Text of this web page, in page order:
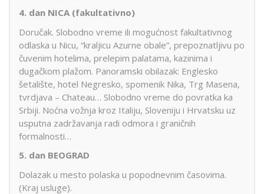
4. dan NICA (fakultativno)
Doručak. Slobodno vreme ili mogućnost fakultativnog
odlaska u Nicu, “kraljicu Azurne obale”, prepoznatljivu po
čuvenim hotelima, prelepim palatama, kazinima i
dugačkom plažom. Panoramski obilazak: Englesko
šetalište, hotel Negresko, spomenik Nika, Trg Masena,
tvrdjava – Chateau… Slobodno vreme do povratka ka
Srbiji. Noćna vožnja kroz Italiju, Sloveniju i Hrvatsku uz
usputna zadržavanja radi odmora i graničnih
formalnosti…
5. dan BEOGRAD
Dolazak u mesto polaska u popodnevnim časovima.
(Kraj usluge).